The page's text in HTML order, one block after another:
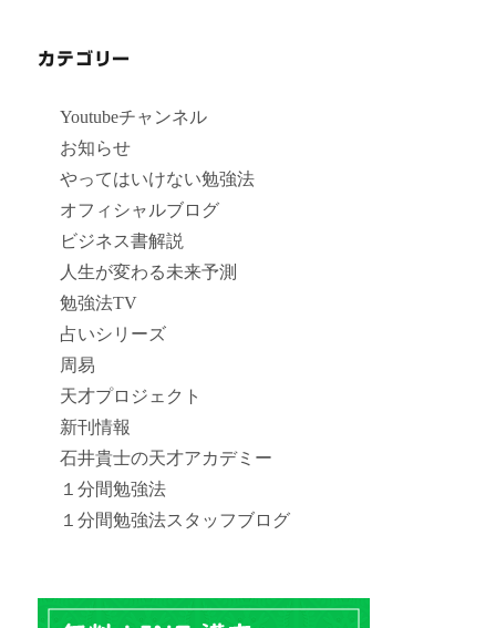
カテゴリー
Youtubeチャンネル
お知らせ
やってはいけない勉強法
オフィシャルブログ
ビジネス書解説
人生が変わる未来予測
勉強法TV
占いシリーズ
周易
天才プロジェクト
新刊情報
石井貴士の天才アカデミー
１分間勉強法
１分間勉強法スタッフブログ